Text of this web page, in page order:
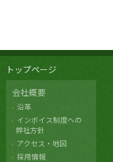
トップページ
会社概要
沿革
インボイス制度への
弊社方針
アクセス・地図
採用情報